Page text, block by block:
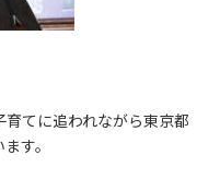
てに追われながら東京都
す。